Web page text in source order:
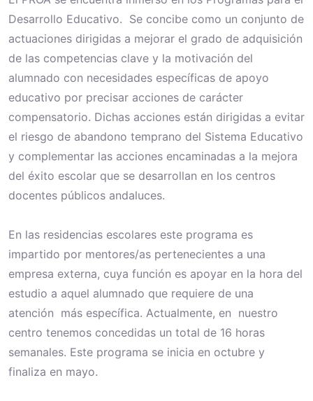
Desarrollo Educativo. Se concibe como un conjunto de
actuaciones dirigidas a mejorar el grado de adquisición
de las competencias clave y la motivación del
alumnado con necesidades específicas de apoyo
educativo por precisar acciones de carácter
compensatorio. Dichas acciones están dirigidas a evitar
el riesgo de abandono temprano del Sistema Educativo
y complementar las acciones encaminadas a la mejora
del éxito escolar que se desarrollan en los centros
docentes públicos andaluces.
En las residencias escolares este programa es
impartido por mentores/as pertenecientes a una
empresa externa, cuya función es apoyar en la hora del
estudio a aquel alumnado que requiere de una
atención más específica. Actualmente, en nuestro
centro tenemos concedidas un total de 16 horas
semanales. Este programa se inicia en octubre y
finaliza en mayo.